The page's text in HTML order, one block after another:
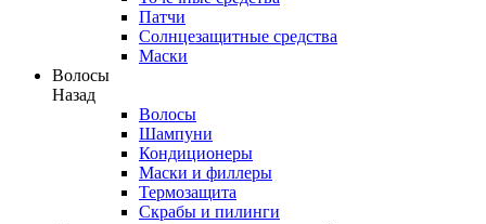
Патчи
Солнцезащитные средства
Маски
Волосы
Назад
Волосы
Шампуни
Кондиционеры
Маски и филлеры
Термозащита
Скрабы и пилинги